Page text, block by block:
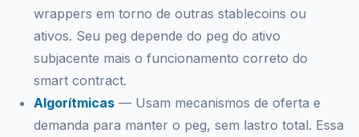
wrappers em torno de outras stablecoins ou
ativos. Seu peg depende do peg do ativo
subjacente mais o funcionamento correto do
smart contract.
Algorítmicas— Usam mecanismos de oferta e
demanda para manter o peg, sem lastro total. Essa